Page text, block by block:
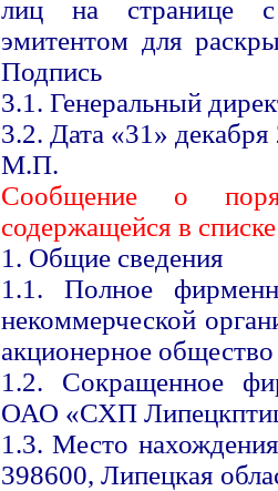
лиц на странице с
эмитентом для
Подпись
3.1. Генеральный
3.2. Дата «31» декабря
М.П.
Сообщение о
содержащейся в
1. Общие сведения
1.1. Полное
некоммерческой
акционерное
1.2. Сокращенное
ОАО «СХП
1.3. Место
398600, Липецкая